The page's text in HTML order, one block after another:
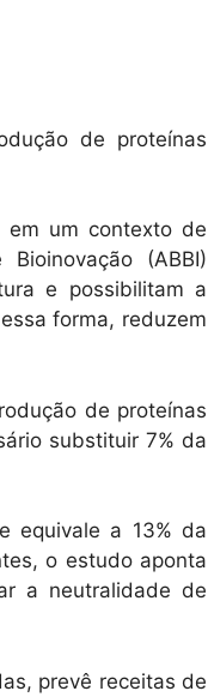
de proteínas
em um contexto de
(ABBI)
e possibilitam a
forma, reduzem
de proteínas
substituir 7% da
equivale a 13% da
o estudo aponta
a neutralidade de
prevê receitas de